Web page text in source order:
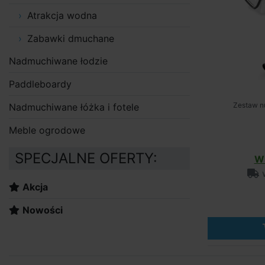
Zestaw
Atrakcja wodna
Zabawki dmuchane
Nadmuchiwane łodzie
Paddleboardy
Nadmuchiwane łóżka i fotele
Meble ogrodowe
SPECJALNE OFERTY:
Akcja
Nowości